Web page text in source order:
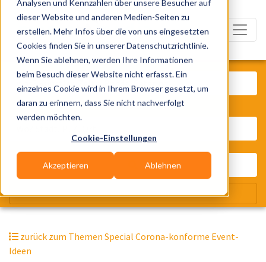
Analysen und Kennzahlen über unsere Besucher auf
dieser Website und anderen Medien-Seiten zu
erstellen. Mehr Infos über die von uns eingesetzten
Cookies finden Sie in unserer Datenschutzrichtlinie.
Wenn Sie ablehnen, werden Ihre Informationen
beim Besuch dieser Website nicht erfasst. Ein
einzelnes Cookie wird in Ihrem Browser gesetzt, um
daran zu erinnern, dass Sie nicht nachverfolgt
werden möchten.
Cookie-Einstellungen
Akzeptieren Ablehnen
zurück zum Themen Special Corona-konforme Event-
Ideen
Was? Künstler, Zelte, Bands,
Wir suchen für Dich